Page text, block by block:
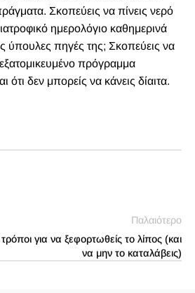
Σκοπεύεις να πίνεις νερό
ημερολόγιο καθημερινά
ύπουλες πηγές της; Σκοπεύεις να
πρόγραμμα
ότι δεν μπορείς να κάνεις δίαιτα.
Παλαιότερο
για να ξεφορτωθείς το λίπος (και
να μην το καταλάβεις)